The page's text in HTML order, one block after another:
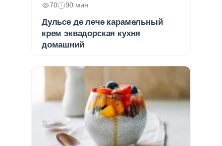
70 90 мин
Дульсе де лече карамельный
крем эквадорская кухня
домашний